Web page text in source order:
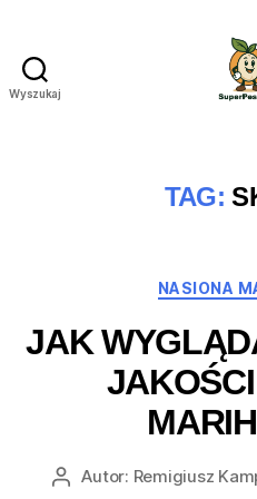
Wyszukaj
TAG:
NASIONA
JAK
AutorAutor: Remigiusz